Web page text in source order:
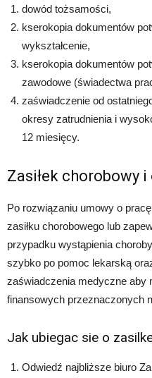
dowód tożsamości,
kserokopia dokumentów
wykształcenie,
kserokopia dokumentów
zawodowe (świadectwa
zaświadczenie od
okresy zatrudnienia i
12 miesięcy.
Zasiłek chorobowy
Po rozwiązaniu umowy o
zasiłku chorobowego lub
przypadku wystąpienia
szybko po pomoc lekarską
zaświadczenia medyczne
finansowych przeznaczonych
Jak ubiegac sie o
Odwiedź najbliższe biuro